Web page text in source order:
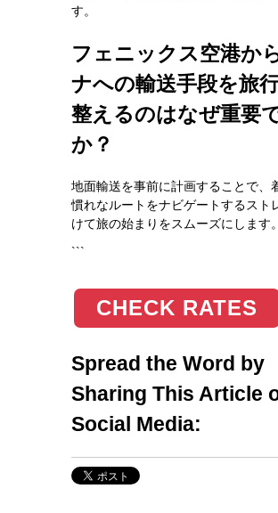
す。
フェニックス空港か
ナへの輸送手段を旅
整えるのはなぜ重要
か？
地面輸送を事前に計画することで、
慣れなルートをナビゲートするスト
けて旅の始まりをスムーズにします。
```
CHECK RATES
Spread the Word by
Sharing This Article
Social Media: